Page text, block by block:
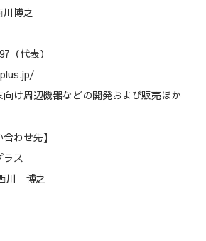
博之
（代表）
け周辺機器などの開発および販売ほか
わせ先】
ス
川 博之